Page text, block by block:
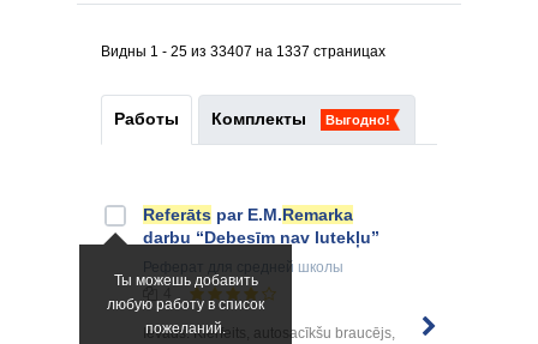
Видны 1 - 25 из 33407 на 1337 страницах
Работы Комплекты Выгодно!
Ты можешь добавить
любую работу в список
пожеланий.
Referāts par E.M.Remarka
darbu “Debesīm nav lutekļu”
для средней школы
Ievads: Klērfeits, autosacīkšu braucējs,